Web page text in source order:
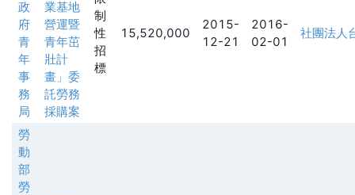
政
府
青
年
事
務
局
業基地
營運暨
青年茁
壯計
畫」委
託勞務
採購案
制
性
招
標
15,520,000
2015-
12-21
2016-
02-01
社團法人
勞
動
部
勞